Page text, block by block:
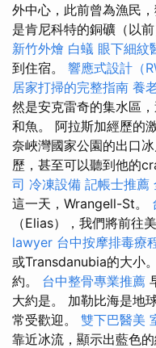
外中心，此前曾為漁民
是肯尼科特的銅礦（以前
新竹外燴 白蟻 眼下細紋
到住宿。 響應式設計（
居家打掃的完整指南 養
然是安克雷奇的集水區
和魚。 阿拉斯加經歷的
奈峽灣國家公園的出口
歷，甚至可以聽到他的
司 冷凍設備 記帳士推薦
這一天，Wrangell-St。
（Elias），我們將前往
lawyer 台中按摩排毒療
或Transdanubia的大小
約。 台中整骨專業推薦
大約是。 加勒比海是地
常受歡迎。 雙下巴醫美
靠近冰流，顯示出藍色